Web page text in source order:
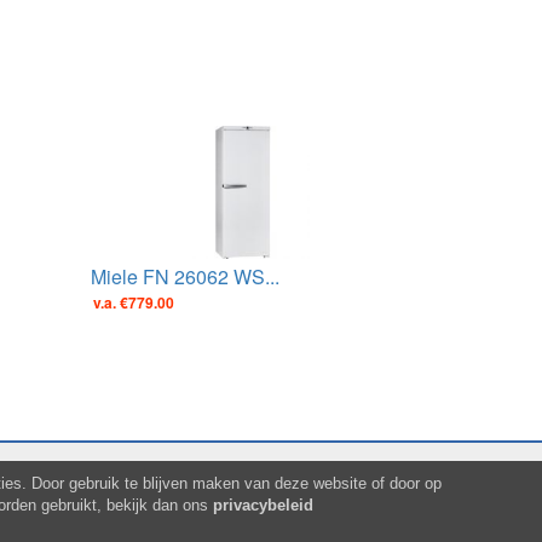
Miele FN 26062 WS...
v.a. €779.00
Door gebruik te blijven maken van deze website of door op
gebruikt, bekijk dan ons privacybeleid